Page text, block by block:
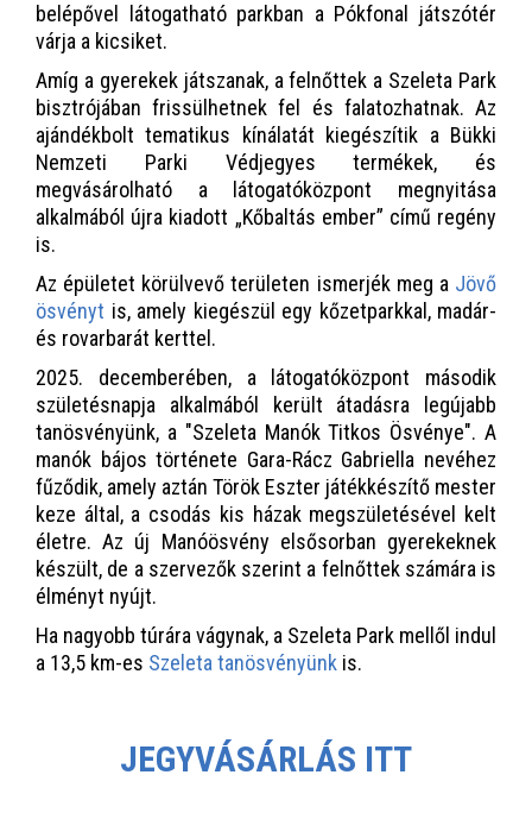
belépővel látogatható parkban a Pókfonal játszótér
várja a kicsiket.
Amíg a gyerekek játszanak, a felnőttek a Szeleta Park
bisztrójában frissülhetnek fel és falatozhatnak. Az
ajándékbolt tematikus kínálatát kiegészítik a Bükki
Nemzeti Parki Védjegyes termékek, és
megvásárolható a látogatóközpont megnyitása
alkalmából újra kiadott „Kőbaltás ember” című regény
is.
Az épületet körülvevő területen ismerjék meg a Jövő
ösvényt is, amely kiegészül egy kőzetparkkal, madár-
és rovarbarát kerttel.
2025. decemberében, a látogatóközpont második
születésnapja alkalmából került átadásra legújabb
tanösvényünk, a "Szeleta Manók Titkos Ösvénye". A
manók bájos története Gara-Rácz Gabriella nevéhez
fűződik, amely aztán Török Eszter játékkészítő mester
keze által, a csodás kis házak megszületésével kelt
életre. Az új Manóösvény elsősorban gyerekeknek
készült, de a szervezők szerint a felnőttek számára is
élményt nyújt.
Ha nagyobb túrára vágynak, a Szeleta Park mellől indul
a 13,5 km-es Szeleta tanösvényünk is.
JEGYVÁSÁRLÁS ITT